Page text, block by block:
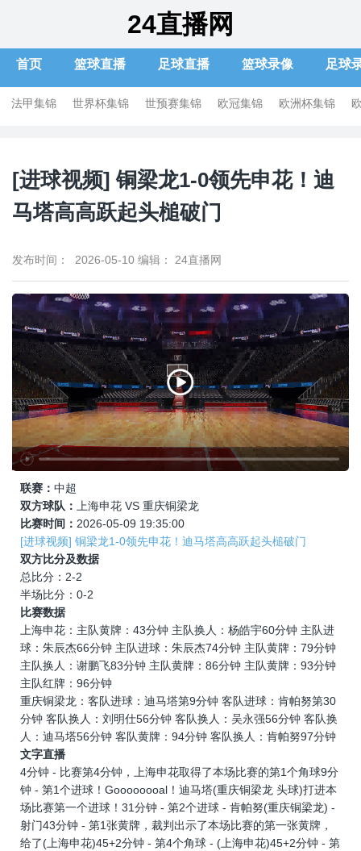
24直播网
首页 篮球直播 足球直播 篮球录像 足球
法甲集锦 世界杯集锦 世预赛集锦 欧冠集锦 欧洲杯集锦
[进球视频] 铜梁龙1-0领先申花！迪
马塔高高跃起头槌破门
发布时间： 2026-05-10 编辑： 24直播网
联赛： 中超
双方球队：
上海申花 VS 重庆铜梁龙
比赛时间： 2026-05-09 19:35:00
[进球视频] 铜梁龙1-0领先申花！迪马塔高高跃起头槌破门
双方比分及数据
总比分：2-2
半场比分：0-2
比赛数据
上海申花：主队黄牌：43分钟 主队换人：杨皓宇60分钟 主队进
球：朱辰杰66分钟 主队进球：朱辰杰74分钟 主队黄牌：79分钟
主队换人：谢鹏飞83分钟 主队黄牌：86分钟 主队黄牌：93分钟
主队红牌：96分钟
重庆铜梁龙：客队进球：迪马塔第9分钟 客队进球：肯帕努第30
分钟 客队换人：刘明仕56分钟 客队换人：吴永强56分钟 客队换
人：迪马塔56分钟 客队黄牌：94分钟 客队换人：肯帕努97分钟
文字直播
4分钟 - 比赛第4分钟，上海申花取得了本场比赛的第1个角球9分
钟 - 第1个进球！Goooooooal！迪马塔(重庆铜梁龙 头球)打进本
场比赛第一个进球！31分钟 - 第2个进球 - 肯帕努(重庆铜梁龙) -
射门43分钟 - 第1张黄牌，裁判出示了本场比赛的第一张黄牌，
给了(上海申花)45+2分钟 - 第4个角球 - (上海申花)45+2分钟 - 第